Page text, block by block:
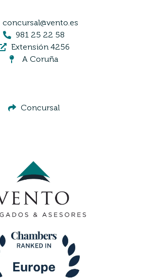
concursal@vento.es
981 25 22 58
Extensión 4256
A Coruña
Concursal